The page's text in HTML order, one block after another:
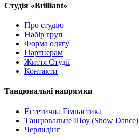
Cтудія «Brilliant»
Про студію
Набір груп
Форма одягу
Партнерам
Життя Студії
Контакти
Танцювальні напрямки
Естетична Гімнастика
Танцювальне Шоу (Show Dance)
Черлидінг